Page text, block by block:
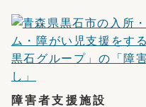
障害者支援施設